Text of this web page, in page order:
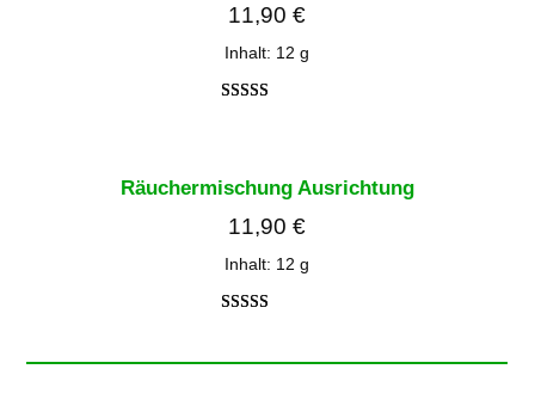
auf
11,90€
Inhalt: 12g
von 5,
basiere
bewertu
Räuchermischung Ausrichtung
11,90€
Inhalt: 12g